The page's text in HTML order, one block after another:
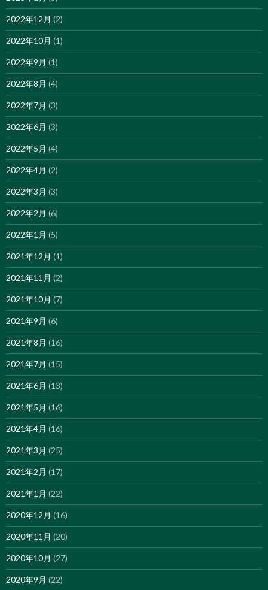
2022年12月 (2)
2022年10月 (1)
2022年9月 (1)
2022年8月 (4)
2022年7月 (3)
2022年6月 (3)
2022年5月 (4)
2022年4月 (2)
2022年3月 (3)
2022年2月 (6)
2022年1月 (5)
2021年12月 (1)
2021年11月 (2)
2021年10月 (7)
2021年9月 (6)
2021年8月 (16)
2021年7月 (15)
2021年6月 (13)
2021年5月 (16)
2021年4月 (16)
2021年3月 (25)
2021年2月 (17)
2021年1月 (22)
2020年12月 (16)
2020年11月 (20)
2020年10月 (27)
2020年9月 (22)